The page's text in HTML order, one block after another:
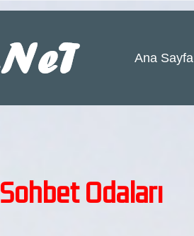
Ana Sayfa
Sohbet Odaları